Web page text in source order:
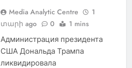
Media Analytic Centre
1
տարի ago
0 1 mins
Администрация президента
США Дональда Трампа
ликвидировала